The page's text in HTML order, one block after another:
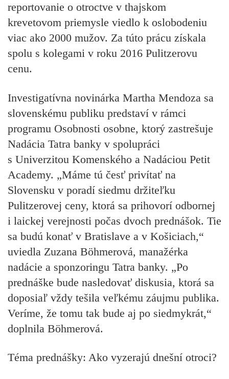
reportovanie o otroctve v thajskom
krevetovom priemysle viedlo k oslobodeniu
viac ako 2000 mužov. Za túto prácu získala
spolu s kolegami v roku 2016 Pulitzerovu
cenu.
Investigatívna novinárka Martha Mendoza sa
slovenskému publiku predstaví v rámci
programu Osobnosti osobne, ktorý zastrešuje
Nadácia Tatra banky v spolupráci
s Univerzitou Komenského a Nadáciou Petit
Academy. „Máme tú česť privítať na
Slovensku v poradí siedmu držiteľku
Pulitzerovej ceny, ktorá sa prihovorí odbornej
i laickej verejnosti počas dvoch prednášok. Tie
sa budú konať v Bratislave a v Košiciach,“
uviedla Zuzana Böhmerová, manažérka
nadácie a sponzoringu Tatra banky. „Po
prednáške bude nasledovať diskusia, ktorá sa
doposiaľ vždy tešila veľkému záujmu publika.
Veríme, že tomu tak bude aj po siedmykrát,“
doplnila Böhmerová.
Téma prednášky: Ako vyzerajú dnešní otroci?